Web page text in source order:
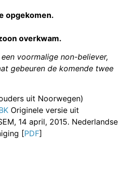
opgekomen.
overkwam.
voormalige non-believer,
gebeuren de komende twee
uit Noorwegen)
Originele versie uit
14 april, 2015. Nederlandse
[PDF]